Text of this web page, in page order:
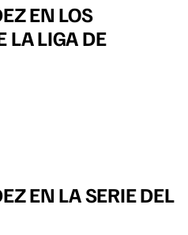
EN LOS
LA LIGA DE
EN LA SERIE DEL